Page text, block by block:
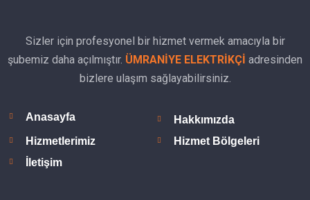
Sizler için profesyonel bir hizmet vermek amacıyla bir
şubemiz daha açılmıştır. ÜMRANİYE ELEKTRİKÇİ adresinden
bizlere ulaşım sağlayabilirsiniz.
Anasayfa
Hakkımızda
Hizmetlerimiz
Hizmet Bölgeleri
İletişim